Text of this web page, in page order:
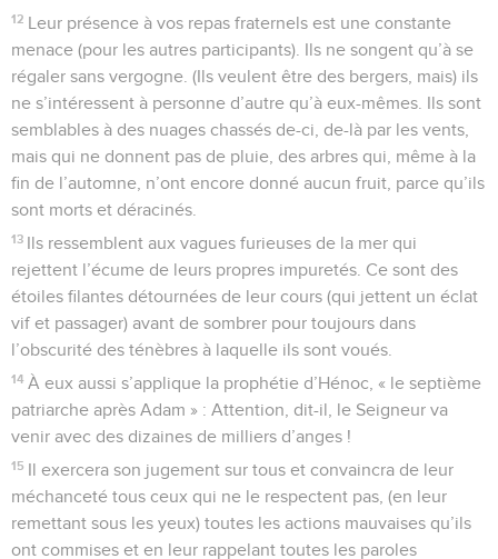
12 Leur présence à vos repas fraternels est une constante
menace (pour les autres participants). Ils ne songent qu’à se
régaler sans vergogne. (Ils veulent être des bergers, mais) ils
ne s’intéressent à personne d’autre qu’à eux-mêmes. Ils sont
semblables à des nuages chassés de-ci, de-là par les vents,
mais qui ne donnent pas de pluie, des arbres qui, même à la
fin de l’automne, n’ont encore donné aucun fruit, parce qu’ils
sont morts et déracinés.
13 Ils ressemblent aux vagues furieuses de la mer qui
rejettent l’écume de leurs propres impuretés. Ce sont des
étoiles filantes détournées de leur cours (qui jettent un éclat
vif et passager) avant de sombrer pour toujours dans
l’obscurité des ténèbres à laquelle ils sont voués.
14 À eux aussi s’applique la prophétie d’Hénoc, « le septième
patriarche après Adam » : Attention, dit-il, le Seigneur va
venir avec des dizaines de milliers d’anges !
15 Il exercera son jugement sur tous et convaincra de leur
méchanceté tous ceux qui ne le respectent pas, (en leur
remettant sous les yeux) toutes les actions mauvaises qu’ils
ont commises et en leur rappelant toutes les paroles